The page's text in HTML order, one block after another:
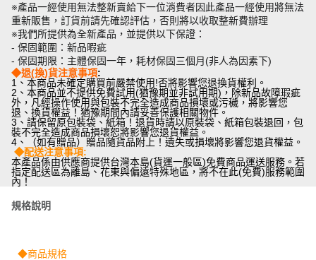
※產品一經使用無法整新賣給下一位消費者因此產品一經使用將無法
重新販售，訂貨前請先確認評估，否則將以收取整新費辦理
※我們所提供為全新產品，並提供以下保證：
- 保固範圍：新品暇疵
- 保固期限：主體保固一年，耗材保固三個月(非人為因素下)
◆退(換)貨注意事項:
1、本商品未確定購買前嚴禁使用!否將影響您退換貨權利。
2、本商品並不提供免費試用(猶豫期並非試用期)，除新品故障瑕疵
外，凡經操作使用與包裝不完全造成商品損壞或污穢，將影響您
退、換貨權益！猶豫期間內請妥善保護相關物件。
3、請保留原包裝袋、紙箱！退貨時請以原裝袋、紙箱包裝退回，包
裝不完全造成商品損壞恕將影響您退貨權益。
4、（如有贈品）贈品隨貨品附上！遺失或損壞將影響您退貨權益。
◆配送注意事項:
本產品係由供應商提供台灣本島(貨運一般區)免費商品運送服務。若
指定配送區為離島、花東與偏遠特殊地區，將不在此(免費)服務範圍
內！
規格說明
◆商品規格